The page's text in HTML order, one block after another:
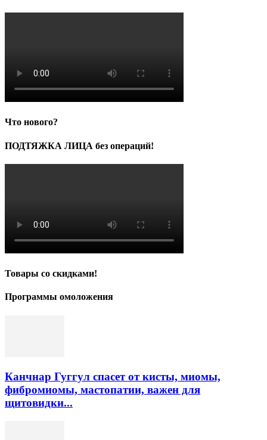
Что нового?
ПОДТЯЖКА ЛИЦА без операций!
Товары со скидками!
Программы омоложения
Канчнар Гуггул спасет от кисты, миомы,
фибромиомы, мастопатии, важен для
щитовидки...